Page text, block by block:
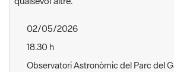
02/05/2026
18.30 h
Observatori Astronòmic del Parc del